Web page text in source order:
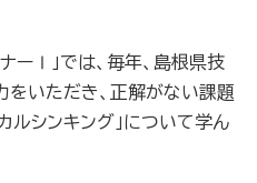
ナーⅠ」では、毎年、島根県技
いただき、正解がない課題
ルシンキング」について学ん